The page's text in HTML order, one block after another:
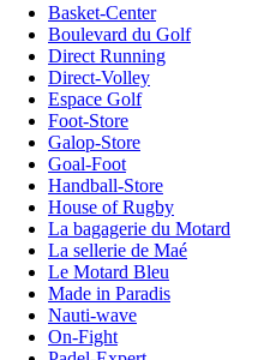
Basket-Center
Boulevard du Golf
Direct Running
Direct-Volley
Espace Golf
Foot-Store
Galop-Store
Goal-Foot
Handball-Store
House of Rugby
La bagagerie du Motard
La sellerie de Maé
Le Motard Bleu
Made in Paradis
Nauti-wave
On-Fight